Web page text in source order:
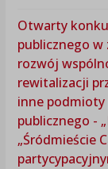
Otwarty
publicznego w
rozwój
rewitalizacji
inne podmioty
publicznego -
„Śródmieście